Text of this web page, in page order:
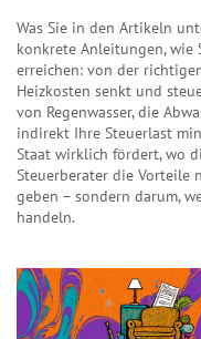
Was Sie in den Artikeln
konkrete Anleitungen, wie
erreichen: von der
Heizkosten senkt und
von Regenwasser, die
indirekt Ihre Steuerlast
Staat wirklich fördert, wo
Steuerberater die Vorteile
geben – sondern darum,
handeln.